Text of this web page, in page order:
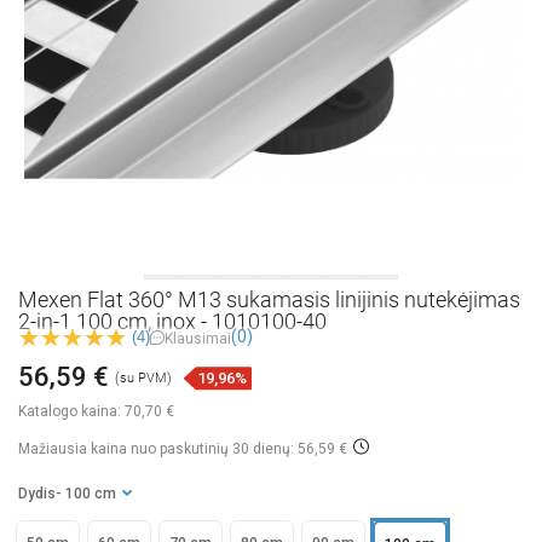
Mexen Flat 360° M13 sukamasis linijinis nutekėjimas
2-in-1 100 cm, inox - 1010100-40
(4) Klausimai(0)
Katalogo kaina: 70,70 €
56,59 € (su PVM) 19,96%
Mažiausia kaina nuo paskutinių 30 dienų: 56,59 €
Dydis - 100 cm